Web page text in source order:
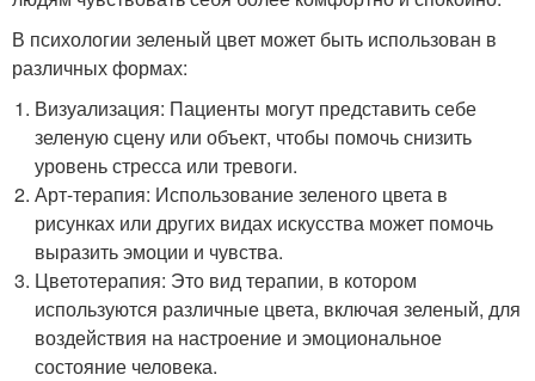
В психологии зеленый цвет может быть использован в
различных формах:
Визуализация: Пациенты могут представить себе
зеленую сцену или объект, чтобы помочь снизить
уровень стресса или тревоги.
Арт-терапия: Использование зеленого цвета в
рисунках или других видах искусства может помочь
выразить эмоции и чувства.
Цветотерапия: Это вид терапии, в котором
используются различные цвета, включая зеленый, для
воздействия на настроение и эмоциональное
состояние человека.